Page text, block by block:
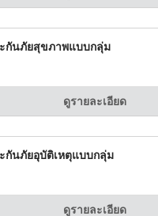
กันภัยสุขภาพแบบกลุ่ม
ดูรายละเอียด
กันภัยอุบัติเหตุแบบกลุ่ม
ดูรายละเอียด